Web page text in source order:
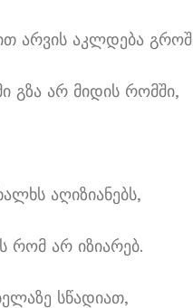
არვის აკლდება
გზა არ მიდის რომში,
აღიზიანებს,
რომ არ იზიარებ.
სწადიათ,